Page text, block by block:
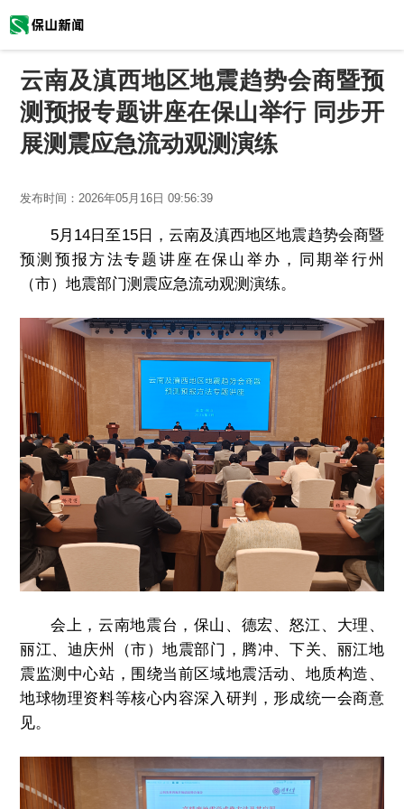
云南及滇西地区地震趋势会商暨预
测预报专题讲座在保山举行 同步开
展测震应急流动观测演练
发布时间： 2026年05月16日 09:56:39
5月14日至15日，云南及滇西地区地震趋势会商暨
预测预报方法专题讲座在保山举办，同期举行州
（市）地震部门测震应急流动观测演练。
会上，云南地震台，保山、德宏、怒江、大理、
丽江、迪庆州（市）地震部门，腾冲、下关、丽江地
震监测中心站，围绕当前区域地震活动、地质构造、
地球物理资料等核心内容深入研判，形成统一会商意
见。